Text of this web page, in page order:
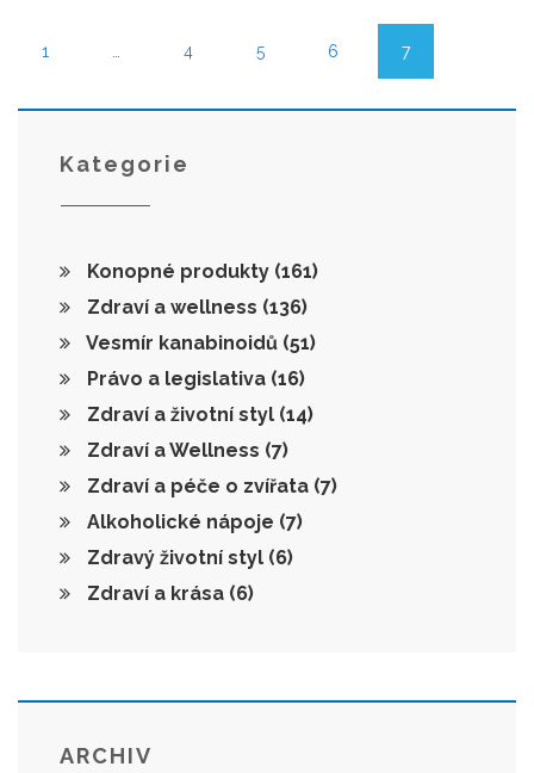
1 4 5 6 7
Kategorie
Konopné produkty (161)
Zdraví a wellness (136)
Vesmír kanabinoidů (51)
Právo a legislativa (16)
Zdraví a životní styl (14)
Zdraví a Wellness (7)
Zdraví a péče o zvířata (7)
Alkoholické nápoje (7)
Zdravý životní styl (6)
Zdraví a krása (6)
ARCHIV